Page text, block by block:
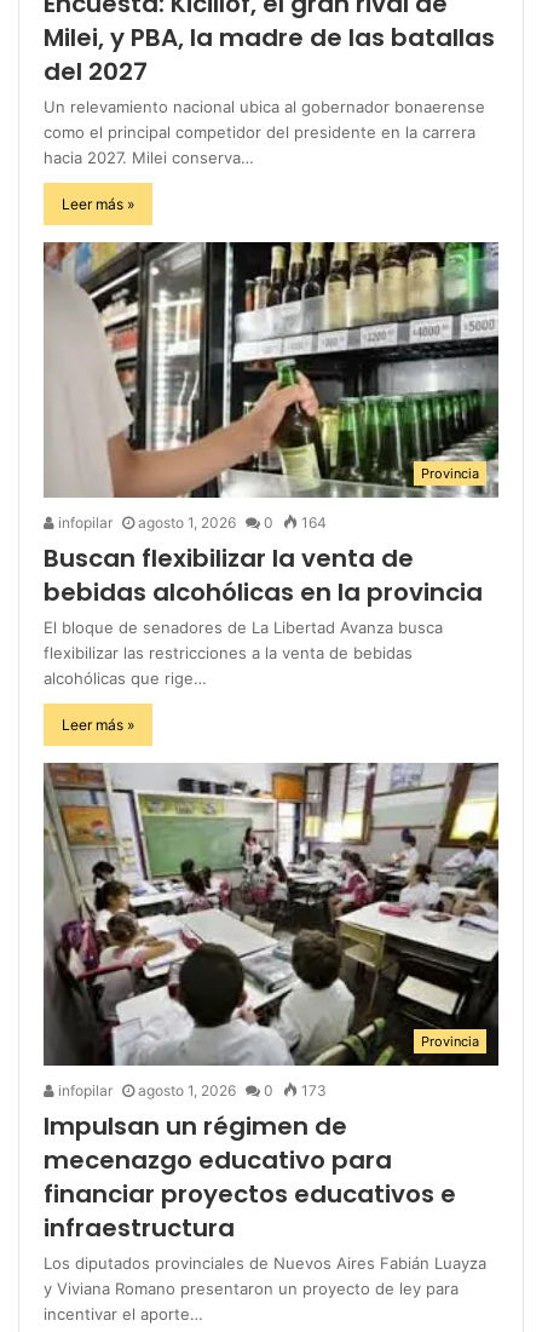
Milei, y PBA, la madre de las batallas
del 2027
Un relevamiento nacional ubica al gobernador bonaerense
como el principal competidor del presidente en la carrera
hacia 2027. Milei conserva…
Leer más »
Provincia
infopilar agosto 1, 2026 0 164
Buscan flexibilizar la venta de
bebidas alcohólicas en la provincia
El bloque de senadores de La Libertad Avanza busca
flexibilizar las restricciones a la venta de bebidas
alcohólicas que rige…
Leer más »
Provincia
infopilar agosto 1, 2026 0 173
Impulsan un régimen de
mecenazgo educativo para
financiar proyectos educativos e
infraestructura
Los diputados provinciales de Nuevos Aires Fabián Luayza
y Viviana Romano presentaron un proyecto de ley para
incentivar el aporte…